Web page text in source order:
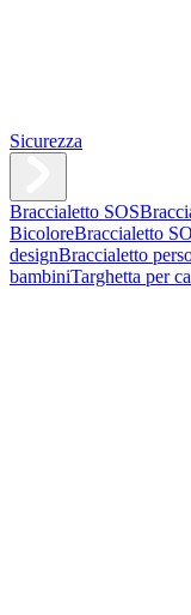
Sicurezza
Braccialetto SOS
BicoloreBraccialetto
designBraccialetto
bambiniTarghetta per